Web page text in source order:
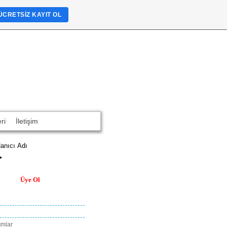
İletişim
Üye Ol
KAYIT OL